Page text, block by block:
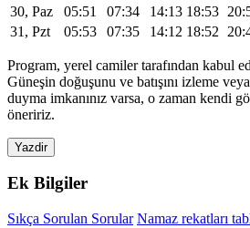
30, Paz
05:51 07:34 14:13 18:53
31, Pzt
05:53 07:35 14:12 18:52
Program, yerel camiler tarafından kabul
Güneşin doğuşunu ve batışını izleme
duyma imkanınız varsa, o zaman kendi
öneririz.
Yazdir
Ek Bilgiler
Sıkça Sorulan Sorular Namaz rekatları